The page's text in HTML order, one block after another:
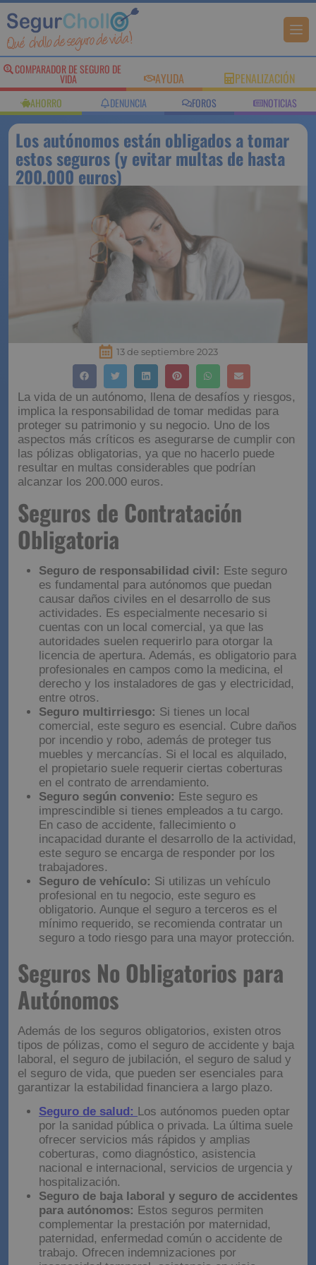
COMPARADOR DE
SEGURO DE VIDA AYUDA PENALIZACIÓN
AHORRO DENUNCIA FOROS NOTICIAS
Los autónomos están obligados a
tomar estos seguros (y evitar
multas de hasta 200.000 euros)
13 de septiembre 2023
La vida de un autónomo, llena de desafíos y riesgos,
implica la responsabilidad de tomar medidas para
proteger su patrimonio y su negocio. Uno de los
aspectos más críticos es asegurarse de cumplir con
las pólizas obligatorias, ya que no hacerlo puede
resultar en multas considerables que podrían
alcanzar los 200.000 euros.
Seguros de Contratación
Obligatoria
Seguro de responsabilidad civil: Este seguro
es fundamental para autónomos que puedan
causar daños civiles en el desarrollo de sus
actividades. Es especialmente necesario si
cuentas con un local comercial, ya que las
autoridades suelen requerirlo para otorgar la
licencia de apertura. Además, es obligatorio para
profesionales en campos como la medicina, el
derecho y los instaladores de gas y electricidad,
entre otros.
Seguro multirriesgo: Si tienes un local
comercial, este seguro es esencial. Cubre daños
por incendio y robo, además de proteger tus
muebles y mercancías. Si el local es alquilado,
el propietario suele requerir ciertas coberturas
en el contrato de arrendamiento.
Seguro según convenio: Este seguro es
imprescindible si tienes empleados a tu cargo.
En caso de accidente, fallecimiento o
incapacidad durante el desarrollo de la actividad,
este seguro se encarga de responder por los
trabajadores.
Seguro de vehículo: Si utilizas un vehículo
profesional en tu negocio, este seguro es
obligatorio. Aunque el seguro a terceros es el
mínimo requerido, se recomienda contratar un
seguro a todo riesgo para una mayor protección.
Seguros No Obligatorios
para Autónomos
Además de los seguros obligatorios, existen otros
tipos de pólizas, como el seguro de accidente y baja
laboral, el seguro de jubilación, el seguro de salud y
el seguro de vida, que pueden ser esenciales para
garantizar la estabilidad financiera a largo plazo.
Seguro de salud: Los autónomos pueden optar
por la sanidad pública o privada. La última suele
ofrecer servicios más rápidos y amplias
coberturas, como diagnóstico, asistencia
nacional e internacional, servicios de urgencia y
hospitalización.
Seguro de baja laboral y seguro de accidentes
para autónomos: Estos seguros permiten
complementar la prestación por maternidad,
paternidad, enfermedad común o accidente de
trabajo. Ofrecen indemnizaciones por